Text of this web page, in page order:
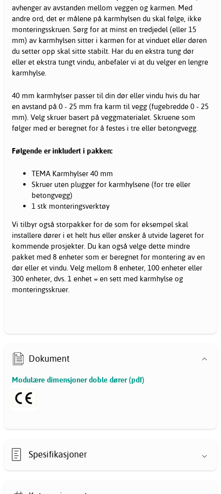
avhenger av avstanden mellom veggen og karmen. Med
andre ord, det er målene på karmhylsen du skal følge, ikke
monteringsskruen. Sørg for at minst en tredjedel (eller 15
mm) av karmhylsen sitter i karmen for at vinduet eller døren
du setter opp skal sitte stabilt. Har du en ekstra tung dør
eller et ekstra tungt vindu, anbefaler vi at du velger en lengre
karmhylse.
40 mm karmhylser passer til din dør eller vindu hvis du har
en avstand på 0 - 25 mm fra karm til vegg (fugebredde 0 - 25
mm). Velg skruer basert på veggmaterialet. Skruene som
følger med er beregnet for å festes i tre eller betongvegg.
Følgende er inkludert i pakken:
TEMA Karmhylser 40 mm
Skruer uten plugger for karmhylsene (for tre eller
betongvegg)
1 stk monteringsverktøy
Vi tilbyr også storpakker for de som for eksempel skal
installere dører i et helt hus eller ønsker å utvide lageret for
kommende prosjekter. Du kan også velge dette mindre
pakket med 8 enheter som er beregnet for montering av en
dør eller et vindu. Velg mellom 8 enheter, 100 enheter eller
300 enheter, dvs. 1 enhet = en sett med karmhylse og
monteringsskruer.
Dokument
Modulære dimensjoner doble dører (pdf)
Spesifikasjoner